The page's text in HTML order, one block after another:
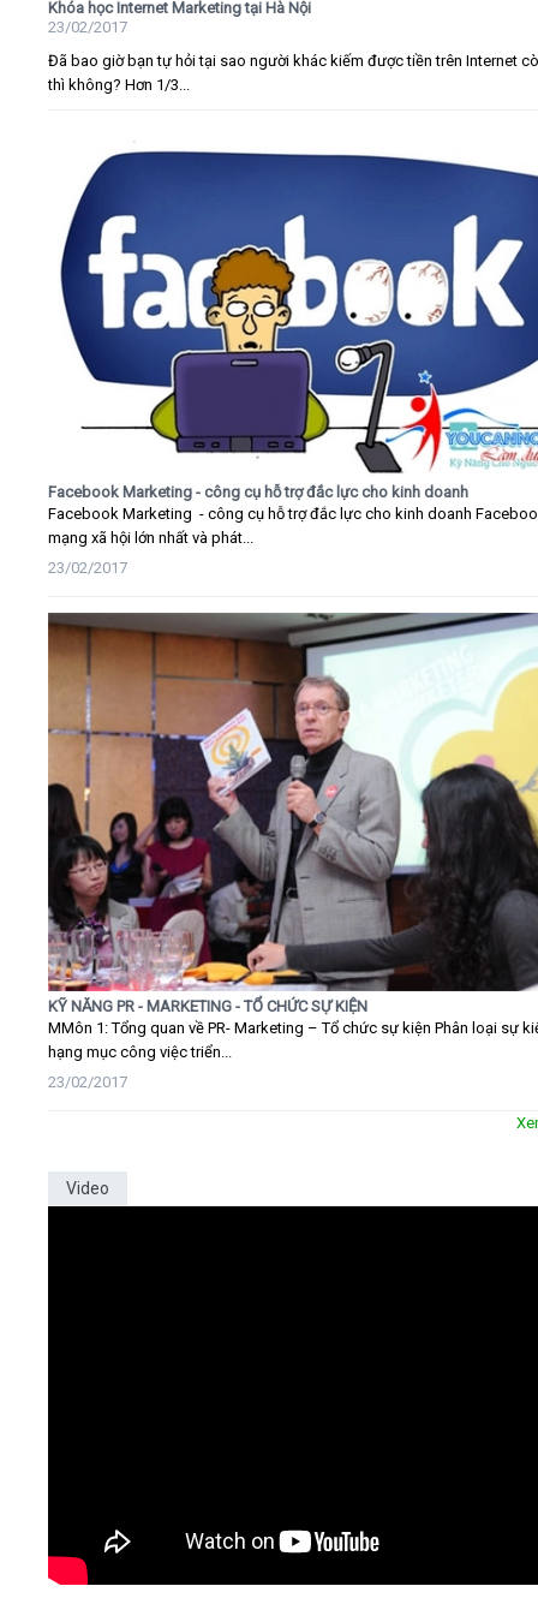
Khóa học Internet Marketing tại Hà Nội
23/02/2017
Đã bao giờ bạn tự hỏi tại sao người khác kiếm được tiền trên Internet
thì không? Hơn 1/3...
Facebook Marketing - công cụ hỗ trợ đắc lực cho kinh doanh
Facebook Marketing - công cụ hỗ trợ đắc lực cho kinh doanh
mạng xã hội lớn nhất và phát...
23/02/2017
KỸ NĂNG PR - MARKETING - TỔ CHỨC SỰ KIỆN
MMôn 1: Tổng quan về PR- Marketing – Tổ chức sự kiện Phân loại sự
hạng mục công việc triển...
23/02/2017
Video